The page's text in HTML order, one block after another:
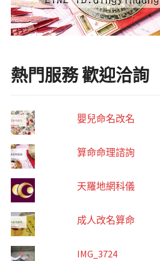
熱門服務 歡迎洽詢
嬰兒命名改名
算命命理諮詢
天羅地網科儀
成人改名算命
IMG_3724